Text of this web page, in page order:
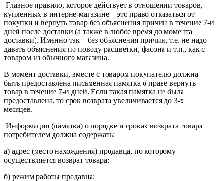
Главное правило, которое действует в отношении товаров,
купленных в интерне-магазине – это право отказаться от
покупки и вернуть товар без объяснения причин в течение 7-и
дней после доставки (а также в любое время до момента
доставки). Именно так – без объяснения причин, т.е. не надо
давать объяснения по поводу расцветки, фасона и т.п., как с
товаром из обычного магазина.
В момент доставки, вместе с товаром покупателю должна
быть предоставлена письменная памятка о праве вернуть
товар в течение 7-и дней. Если такая памятка не была
предоставлена, то срок возврата увеличивается до 3-х
месяцев.
Информация (памятка) о порядке и сроках возврата товара
потребителем должна содержать:
а) адрес (место нахождения) продавца, по которому
осуществляется возврат товара;
б) режим работы продавца;